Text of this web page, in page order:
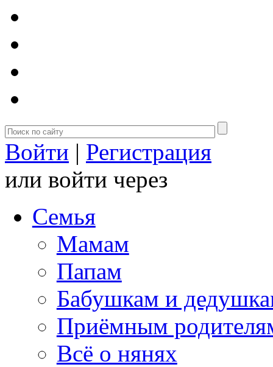
Войти | Регистрация
или войти через
Семья
Мамам
Папам
Бабушкам и
Приёмным
Всё о нянях